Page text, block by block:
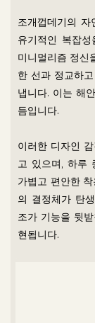
조개껍데기의
유기적인 복잡
미니멀리즘 정신
한 선과 정교하
냅니다. 이는 해
듬입니다.
이러한 디자인
고 있으며, 하루
가볍고 편안한
의 결정체가 탄
조가 기능을 뒷
현됩니다.